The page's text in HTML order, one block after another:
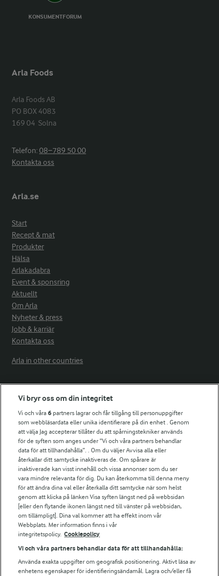
KONSUMENTFORUM
Arla Foods
Arla Foods AB
PO BOX 4083
169 04  Solna
Telefon:08−789 50 00
Kontakta oss
Arla.se
Start
Recept & mat
Produkter
Hälsa
Arlakadabra
Event & sponsring
Aktuellt
Om Arla
Nyheter & press
Jobb & karriär
Kontakta oss
Arla in other countries
Fler Arlasajter
För ägare
Arlas kundportal
Arla.com
Falbygdens Ost
Arla webbshop
Bildbank
Följ oss
Vi bryr oss om din integritet
Vi och våra6 partners lagrar och får tillgång till personuppgifter
som webbläsardata eller unika identifierare på din enhet . Genom
att välja Jag accepterar tillåter du att spårningstekniker används
för de syften som anges under ”Vi och våra partners behandlar
data för att tillhandahålla”. . Om du väljer Avvisa alla eller
återkallar ditt samtycke inaktiveras de. Om spårare är
inaktiverade kan visst innehåll och vissa annonser som du ser
vara mindre relevanta för dig. Du kan återkomma till denna meny
för att ändra dina val eller återkalla ditt samtycke när som helst
genom att klicka på länken Visa syften längst ned på webbsidan
[eller den flytande ikonen längst ned till vänster på webbsidan,
om tillämpligt]. Dina val kommer att ha effekt inom vår
Webbplats. Mer information finns i vår
integritetspolicy. Cookiepolicy
Vi och våra partners behandlar data för att tillhandahålla:
Använda exakta uppgifter om geografisk positionering. Aktivt läsa av
enhetens egenskaper för identifieringsändamål. Lagra och/eller få